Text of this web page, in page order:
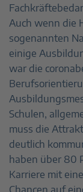
Auch wenn die
sogenannten
einige
war die
Schulen,
muss die
deutlich
haben über 80
Karriere mit
Chancen auf